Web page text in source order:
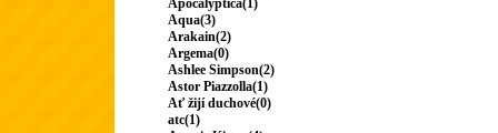
Apocalyptica(1)
Aqua(3)
Arakain(2)
Argema(0)
Ashlee Simpson(2)
Astor Piazzolla(1)
Ať žijí duchové(0)
atc(1)